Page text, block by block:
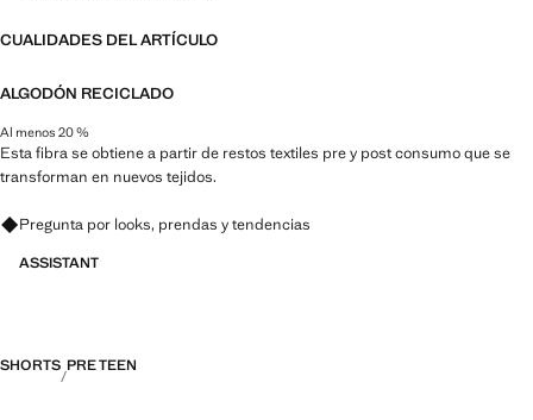
CUALIDADES DEL ARTÍCULO
ALGODÓN RECICLADO
Al menos 20 %
Esta fibra se obtiene a partir de restos textiles pre y post consumo que se
transforman en nuevos tejidos.
Pregunta por looks, prendas y tendencias
ASSISTANT
SHORTS PRE TEEN